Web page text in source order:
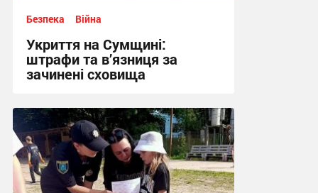
Безпека Війна
Укриття на Сумщині:
штрафи та в’язниця за
зачинені сховища
12:03, 13.07.2026